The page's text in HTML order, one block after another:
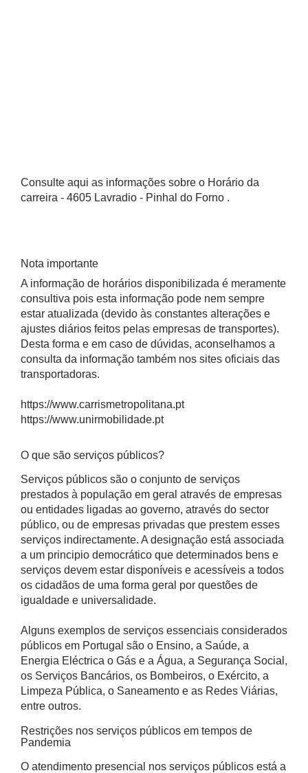
Consulte aqui as informações sobre o Horário da
carreira - 4605 Lavradio - Pinhal do Forno .
Nota importante
A informação de horários disponibilizada é meramente
consultiva pois esta informação pode nem sempre
estar atualizada (devido às constantes alterações e
ajustes diários feitos pelas empresas de transportes).
Desta forma e em caso de dúvidas, aconselhamos a
consulta da informação também nos sites oficiais das
transportadoras.
https://www.carrismetropolitana.pt
https://www.unirmobilidade.pt
O que são serviços públicos?
Serviços públicos são o conjunto de serviços
prestados à população em geral através de empresas
ou entidades ligadas ao governo, através do sector
público, ou de empresas privadas que prestem esses
serviços indirectamente. A designação está associada
a um principio democrático que determinados bens e
serviços devem estar disponíveis e acessíveis a todos
os cidadãos de uma forma geral por questões de
igualdade e universalidade.
Alguns exemplos de serviços essenciais considerados
públicos em Portugal são o Ensino, a Saúde, a
Energia Eléctrica o Gás e a Água, a Segurança Social,
os Serviços Bancários, os Bombeiros, o Exército, a
Limpeza Pública, o Saneamento e as Redes Viárias,
entre outros.
Restrições nos serviços públicos em tempos de
Pandemia
O atendimento presencial nos serviços públicos está a